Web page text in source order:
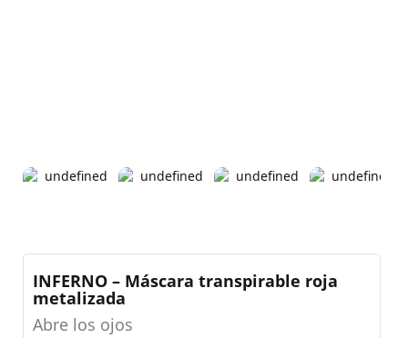
INFERNO – Máscara transpirable roja
metalizada
Abre los ojos